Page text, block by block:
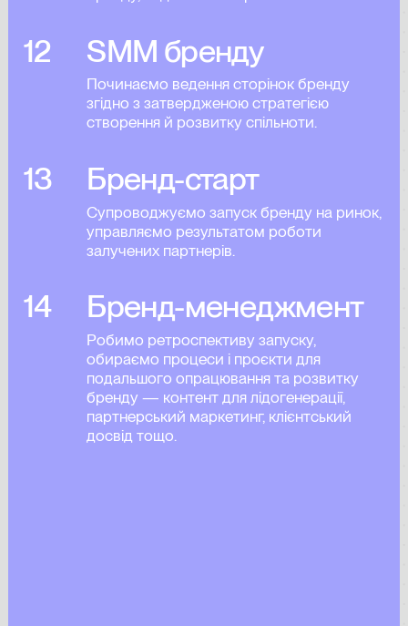
12 SMM бренду
Починаємо ведення сторінок бренду
згідно з затвердженою стратегією
створення й розвитку спільноти.
13 Бренд-старт
Супроводжуємо запуск бренду на ринок,
управляємо результатом роботи
залучених партнерів.
14 Бренд-менеджмент
Робимо ретроспективу запуску,
обираємо процеси і проєкти для
подальшого опрацювання та розвитку
бренду — контент для лідогенерації,
партнерський маркетинг, клієнтський
досвід тощо.